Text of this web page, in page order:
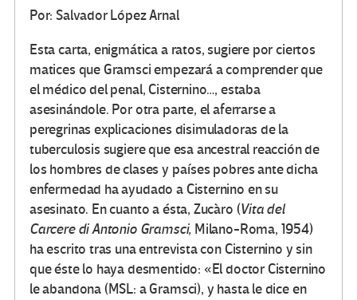
Por: Salvador López Arnal
Esta carta, enigmática a ratos, sugiere por ciertos
matices que Gramsci empezará a comprender que
el médico del penal, Cisternino…, estaba
asesinándole. Por otra parte, el aferrarse a
peregrinas explicaciones disimuladoras de la
tuberculosis sugiere que esa ancestral reacción de
los hombres de clases y países pobres ante dicha
enfermedad ha ayudado a Cisternino en su
asesinato. En cuanto a ésta, Zucàro (Vita del
Carcere di Antonio Gramsci, Milano-Roma, 1954)
ha escrito tras una entrevista con Cisternino y sin
que éste lo haya desmentido: «El doctor Cisternino
le abandona (MSL: a Gramsci), y hasta le dice en